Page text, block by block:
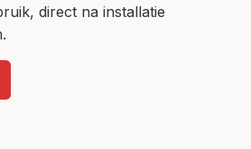
direct na installatie